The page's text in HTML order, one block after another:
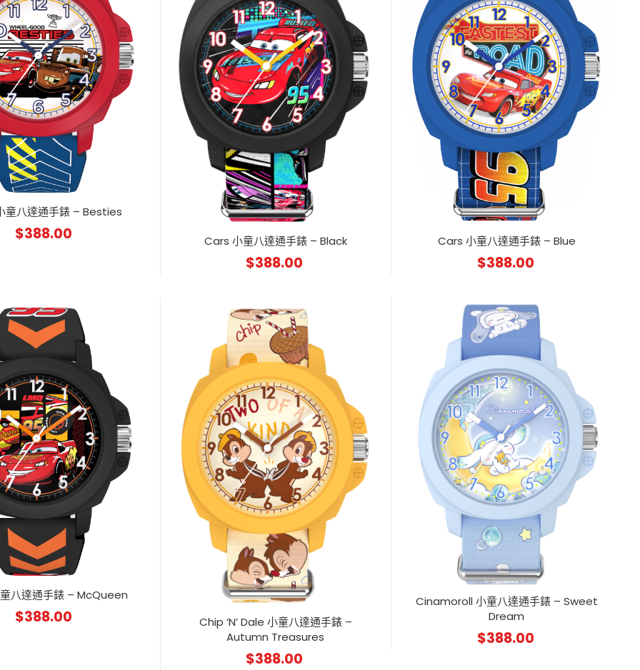
童八達通手錶 – Besties
$388.00 Cars 小童八達通手錶 – Black
$388.00
Cars 小童八達通手錶 – Blue
$388.00
八達通手錶 – McQueen
$388.00
Chip ‘N’ Dale 小童八達通手錶 –
Autumn Treasures
$388.00
Cinamoroll 小童八達通手錶 – Sweet
Dream
$388.00